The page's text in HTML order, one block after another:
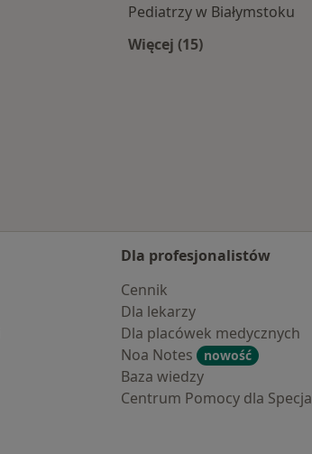
Pediatrzy w Białymstoku
Więcej (15)
Dla profesjonalistów
Cennik
Dla lekarzy
Dla placówek medycznych
Noa Notes
nowość
Baza wiedzy
Centrum Pomocy dla